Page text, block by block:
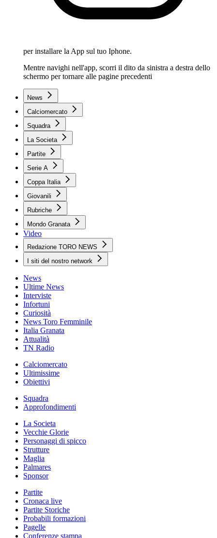
per installare la App sul tuo Iphone.
Mentre navighi nell'app, scorri il dito da sinistra a destra dello
schermo per tornare alle pagine precedenti
News
Calciomercato
Squadra
La Societa
Partite
Serie A
Coppa Italia
Giovanili
Rubriche
Mondo Granata
Video
Redazione TORO NEWS
I siti del nostro network
News
Ultime News
Interviste
Infortuni
Curiosità
News Toro Femminile
Italia Granata
Attualità
TN Radio
Calciomercato
Ultimissime
Obiettivi
Squadra
Approfondimenti
La Societa
Vecchie Glorie
Personaggi di spicco
Strutture
Maglia
Palmares
Sponsor
Partite
Cronaca live
Partite Storiche
Probabili formazioni
Pagelle
Conferenze stampa